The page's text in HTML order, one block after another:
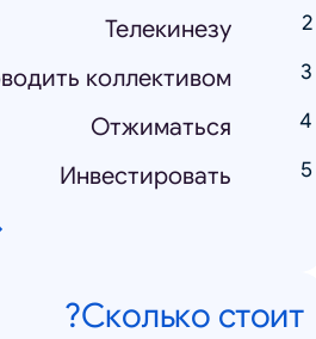
Телекинезу
коллективом
Отжиматься
Инвестировать
Сколько стоит?